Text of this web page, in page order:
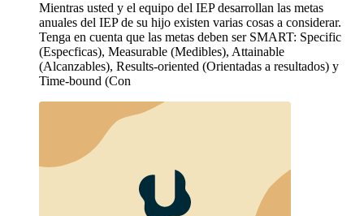
Mientras usted y el equipo del IEP desarrollan las metas
anuales del IEP de su hijo existen varias cosas a considerar.
Tenga en cuenta que las metas deben ser SMART: Specific
(Especficas), Measurable (Medibles), Attainable
(Alcanzables), Results-oriented (Orientadas a resultados) y
Time-bound (Con